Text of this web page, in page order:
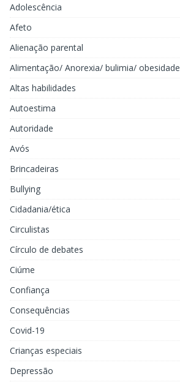
Adolescência
Afeto
Alienação parental
Alimentação/ Anorexia/ bulimia/ obesidade
Altas habilidades
Autoestima
Autoridade
Avós
Brincadeiras
Bullying
Cidadania/ética
Circulistas
Círculo de debates
Ciúme
Confiança
Consequências
Covid-19
Crianças especiais
Depressão